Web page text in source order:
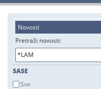
Novosti
Pretraži novosti:
SASE
Sve